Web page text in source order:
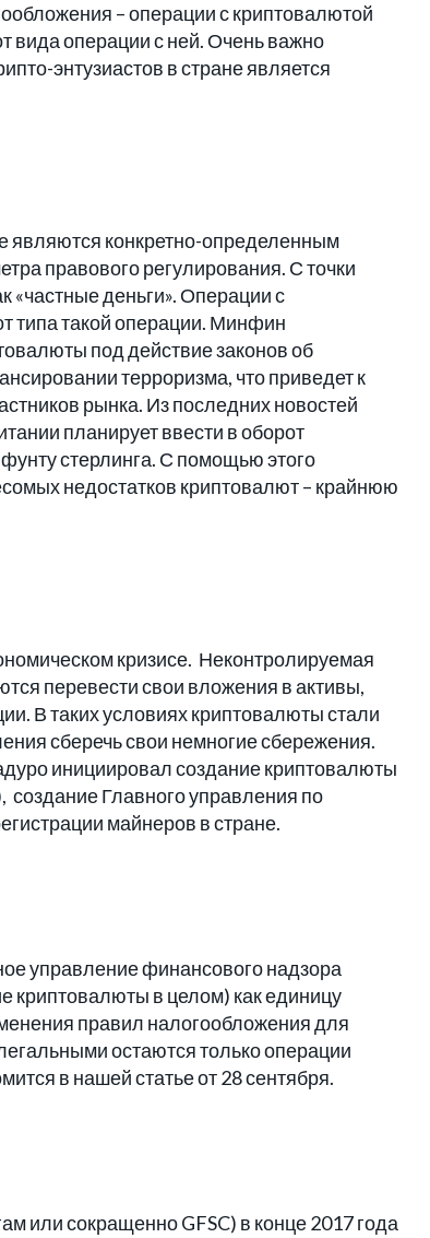
– операции с криптовалютой
вида операции с ней. Очень важно
энтузиастов в стране является
являются конкретно-определенным
правового регулирования. С точки
«частные деньги». Операции с
типа такой операции. Минфин
под действие законов об
терроризма, что приведет к
рынка. Из последних новостей
планирует ввести в оборот
стерлинга. С помощью этого
недостатков криптовалют – крайнюю
кризисе. Неконтролируемая
перевести свои вложения в активы,
В таких условиях криптовалюты стали
сберечь свои немногие сбережения.
инициировал создание криптовалюты
создание Главного управления по
майнеров в стране.
управление финансового надзора
криптовалюты в целом) как единицу
правил налогообложения для
остаются только операции
в нашей статье от 28 сентября.
или сокращенно GFSC) в конце 2017 года